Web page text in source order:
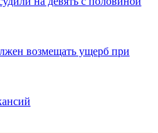
возмещать ущерб при